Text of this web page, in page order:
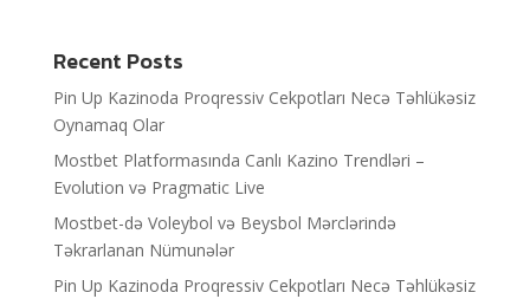
Recent Posts
Pin Up Kazinoda Proqressiv Cekpotları Necə Təhlükəsiz
Oynamaq Olar
Mostbet Platformasında Canlı Kazino Trendləri –
Evolution və Pragmatic Live
Mostbet-də Voleybol və Beysbol Mərclərində
Təkrarlanan Nümunələr
Pin Up Kazinoda Proqressiv Cekpotları Necə Təhlükəsiz